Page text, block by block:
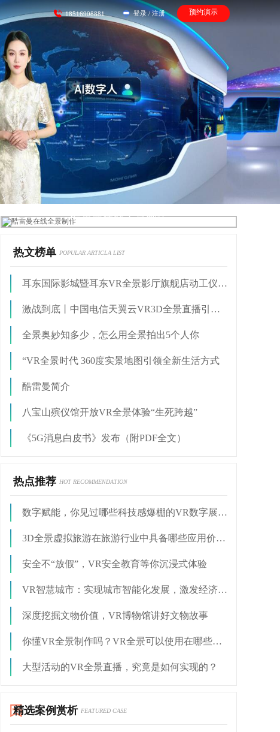
18516908881 登录 / 注册 预约演示
酷雷曼在线全景制作
热文榜单 POPULAR ARTICLA LIST
耳东国际影城暨耳东VR全景影厅旗舰店动工仪式盛大举行
激战到底丨中国电信天翼云VR3D全景直播引燃拳击热火
全景奥妙知多少，怎么用全景拍出5个人你
“VR全景时代 360度实景地图引领全新生活方式
酷雷曼简介
八宝山殡仪馆开放VR全景体验“生死跨越”
《5G消息白皮书》发布（附PDF全文）
热点推荐 HOT RECOMMENDATION
数字赋能，你见过哪些科技感爆棚的VR数字展厅呢？
3D全景虚拟旅游在旅游行业中具备哪些应用价值？
安全不“放假”，VR安全教育等你沉浸式体验
VR智慧城市：实现城市智能化发展，激发经济更大活力
深度挖掘文物价值，VR博物馆讲好文物故事
你懂VR全景制作吗？VR全景可以使用在哪些领域呢？
大型活动的VR全景直播，究竟是如何实现的？
精选案例赏析 FEATURED CASE